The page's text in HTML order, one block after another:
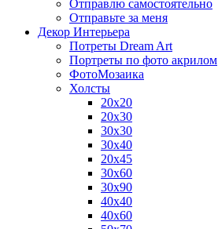
Отправлю самостоятельно
Отправьте за меня
Декор Интерьера
Потреты Dream Art
Портреты по фото акрилом
ФотоМозаика
Холсты
20х20
20х30
30х30
30х40
20х45
30х60
30х90
40х40
40х60